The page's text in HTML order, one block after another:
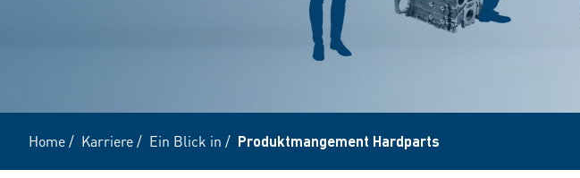
Home/ Karriere/ Ein Blick in / Produktmangement Hardparts